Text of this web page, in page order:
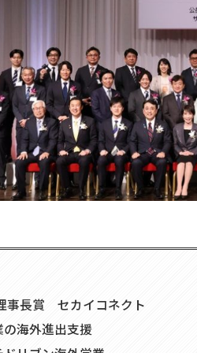
事長賞 セカイコネクト
の海外進出支援